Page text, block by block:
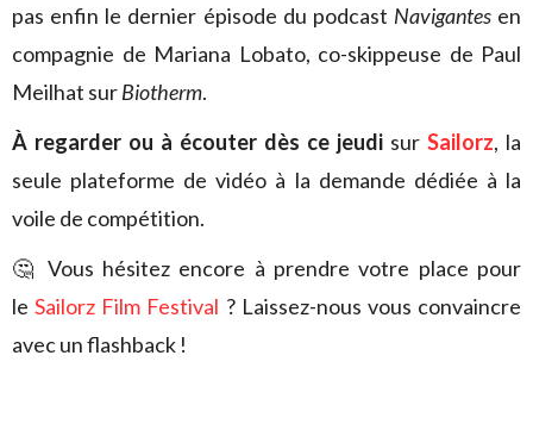
pas enfin le dernier épisode du podcast Navigantesen
compagnie de Mariana Lobato, co-skippeuse de Paul
Meilhat surBiotherm.
À regarder ou à écouter dès ce jeudi sur Sailorz, la
seule plateforme de vidéo à la demande dédiée à la
voile de compétition.
🤔 Vous hésitez encore à prendre votre place pour
leSailorz Film Festival ? Laissez-nous vous convaincre
avec un flashback !